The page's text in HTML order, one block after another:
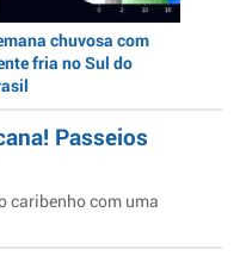
chuvosa com
fria no Sul do
Passeios
caribenho com uma